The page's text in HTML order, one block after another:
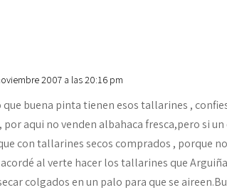
2007 a las 20:16 pm
que buena pinta tienen esos tallarines ,
aqui no venden albahaca fresca,pero si
con tallarines secos comprados , porque
al verte hacer los tallarines que
colgados en un palo para que se